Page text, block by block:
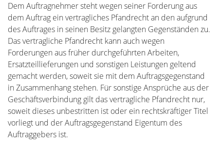
Dem Auftragnehmer steht wegen seiner Forderung aus
dem Auftrag ein vertragliches Pfandrecht an den aufgrund
des Auftrages in seinen Besitz gelangten Gegenständen zu.
Das vertragliche Pfandrecht kann auch wegen
Forderungen aus früher durchgeführten Arbeiten,
Ersatzteillieferungen und sonstigen Leistungen geltend
gemacht werden, soweit sie mit dem Auftragsgegenstand
in Zusammenhang stehen. Für sonstige Ansprüche aus der
Geschäftsverbindung gilt das vertragliche Pfandrecht nur,
soweit dieses unbestritten ist oder ein rechtskräftiger Titel
vorliegt und der Auftragsgegenstand Eigentum des
Auftraggebers ist.